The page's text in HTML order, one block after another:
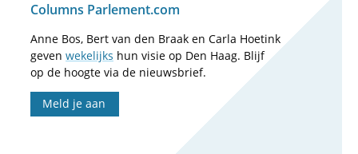
Columns Parlement.com
Anne Bos, Bert van den Braak en Carla Hoetink
geven wekelijks hun visie op Den Haag. Blijf
op de hoogte via de nieuwsbrief.
Meld je aan